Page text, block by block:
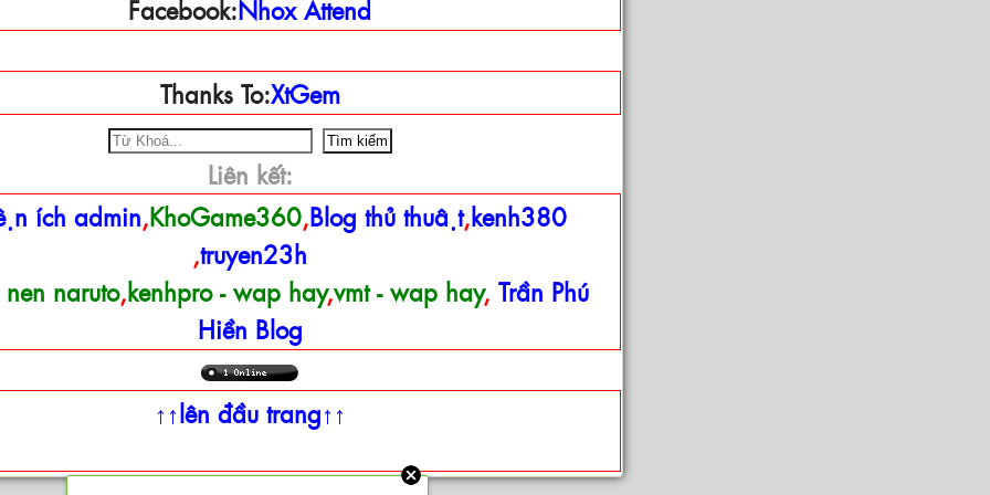
Facebook:Nhox Attend
Thanks To:XtGem
Liên kết:
ích admin,KhoGame360,Blog thủ thuật,kenh380
,truyen23h
naruto,kenhpro - wap hay,vmt - wap hay, Trần Phú
Hiền Blog
↑↑lên đầu trang↑↑